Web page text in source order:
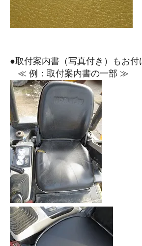
●取付案内書（写真付き）もお付
≪ 例：取付案内書の一部 ≫